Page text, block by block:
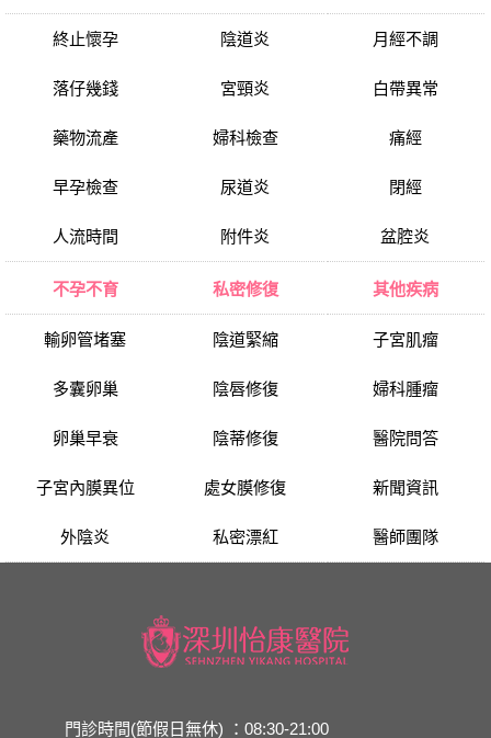
終止懷孕
落仔幾錢
藥物流產
早孕檢查
人流時間
陰道炎
宮頸炎
婦科檢查
尿道炎
附件炎
月經不調
白帶異常
痛經
閉經
盆腔炎
不孕不育
輸卵管堵塞
多囊卵巢
卵巢早衰
子宮內膜異位
外陰炎
私密修復
陰道緊縮
陰唇修復
陰蒂修復
處女膜修復
私密漂紅
其他疾病
子宮肌瘤
婦科腫瘤
醫院問答
新聞資訊
醫師團隊
門診時間(節假日無休) ：08:30-21:00